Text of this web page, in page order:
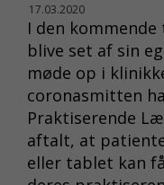
17.03.2020
I den
blive set af sin
møde op i
coronasmitten
Praktiserende
aftalt, at
eller tablet kan